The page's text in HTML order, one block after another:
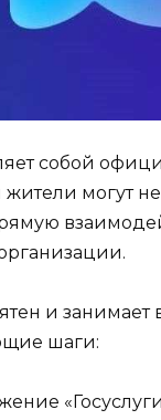
собой
могут не
и занимает
шаги: